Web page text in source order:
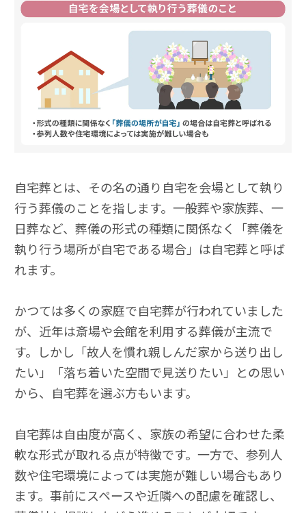
自宅葬とは、その名の通り自宅を会場として執り
行う葬儀のことを指します。一般葬や家族葬、一
日葬など、葬儀の形式の種類に関係なく「葬儀を
執り行う場所が自宅である場合」は自宅葬と呼ば
れます。
かつては多くの家庭で自宅葬が行われていました
が、近年は斎場や会館を利用する葬儀が主流で
す。しかし「故人を慣れ親しんだ家から送り出し
たい」「落ち着いた空間で見送りたい」との思い
から、自宅葬を選ぶ方もいます。
自宅葬は自由度が高く、家族の希望に合わせた柔
軟な形式が取れる点が特徴です。一方で、参列人
数や住宅環境によっては実施が難しい場合もあり
ます。事前にスペースや近隣への配慮を確認し、